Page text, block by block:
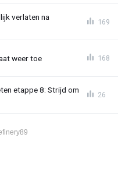
verlaten na
169
weer toe 168
etappe 8: Strijd om
26